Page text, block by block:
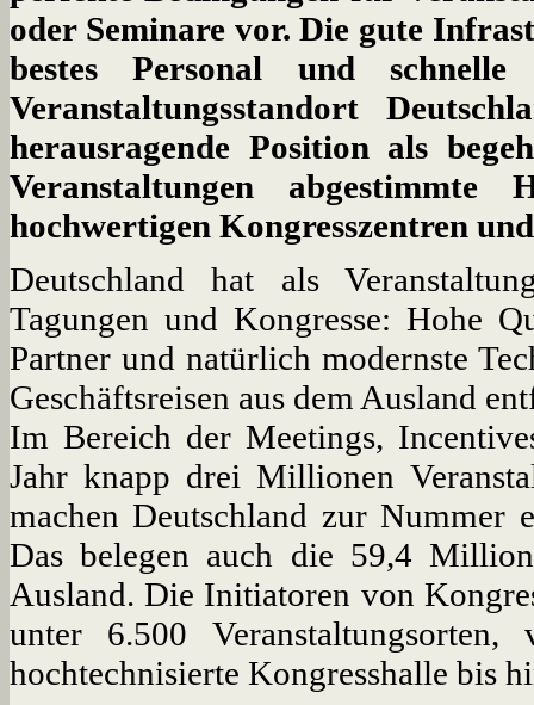
oder Seminare vor. Die gute
bestes Personal und
Veranstaltungsstandort
herausragende Position als
Veranstaltungen
hochwertigen Kongresszentren
Deutschland hat als
Tagungen und Kongresse: Hohe
Partner und natürlich modernste
Geschäftsreisen aus dem Ausland
Im Bereich der Meetings,
Jahr knapp drei Millionen
machen Deutschland zur
Das belegen auch die 59,4
Ausland. Die Initiatoren von
unter 6.500
hochtechnisierte Kongresshalle bis